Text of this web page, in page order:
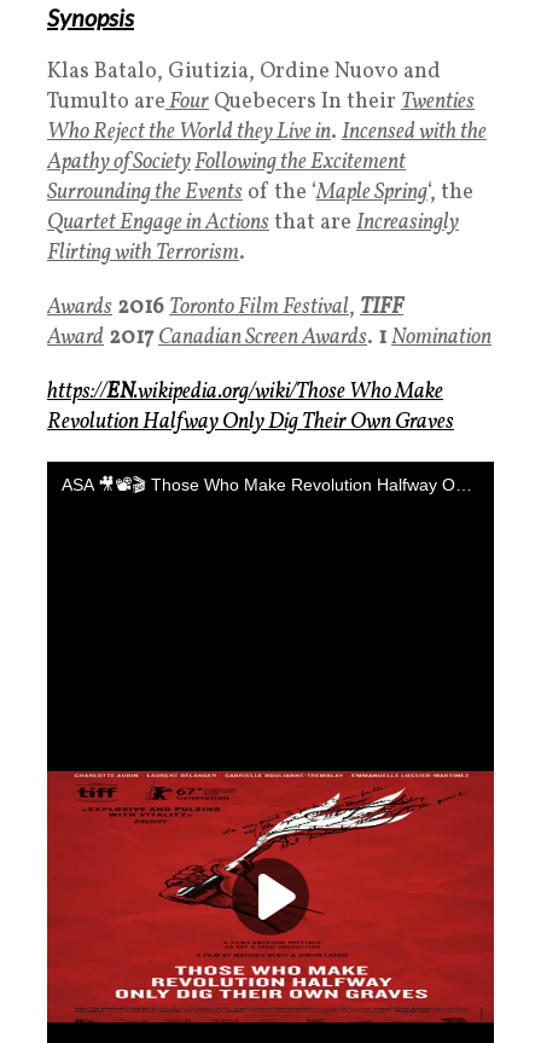
Synopsis
Klas Batalo, Giutizia, Ordine Nuovo and
Tumulto areFour Quebecers In their Twenties
Who Reject the World they Live in. Incensed with the
Apathy of SocietyFollowing the Excitement
Surrounding the Events of the ‘Maple Spring‘, the
Quartet Engage in Actionsthat are Increasingly
Flirting with Terrorism.
Awards 2016Toronto Film Festival, TIFF
Award 2017Canadian Screen Awards. 1Nomination
https://EN.wikipedia.org/wiki/Those Who Make
Revolution Halfway Only Dig Their Own Graves